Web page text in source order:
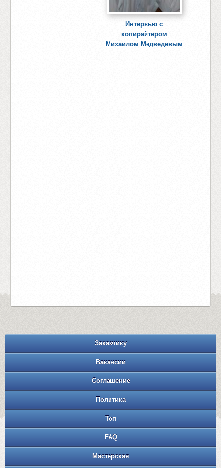
Интервью с
копирайтером
Михаилом Медведевым
Заказчику
Вакансии
Соглашение
Политика
Топ
FAQ
Мастерская